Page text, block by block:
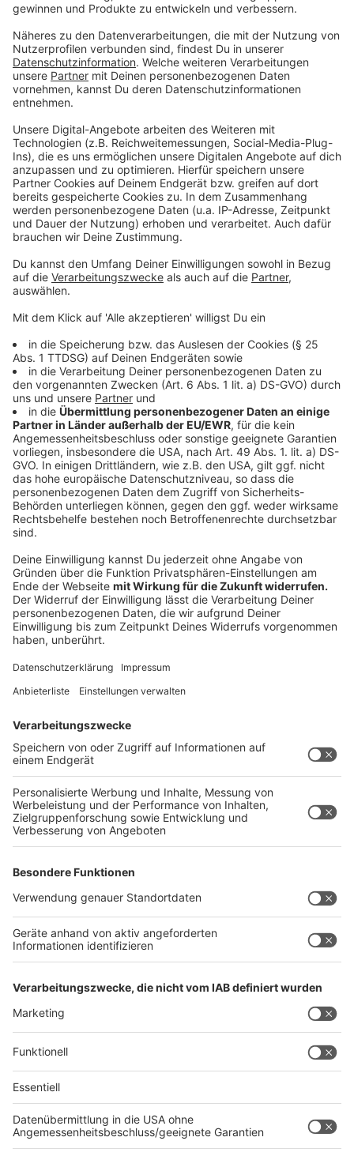
Kartoffel-Pestosalat:
Die Kartoffeln waschen und schälen.
In ein Zentimeter große Würfel schneiden und in
kochendem Salzwasser garen.
Aus 100 Gramm Mayonnaise, 100 Gramm Creme
Fraiche und der Brühe die Marinade für den Salat
rühren. Damit der Salat nicht zu pappig wird sollte
die Marinade recht flüssig sein.
Die gekochten Kartoffelwürfel auf ein Sieb
schütten und kurz ausdämpfen lassen.
Noch heiß in die Marinade legen und durchziehen
lassen.
Tomaten unterheben und nochmal abschmecken.
Die Walnüsse in einer nicht zu heißen Pfanne ohne
Zugabe von Öl goldgelb rösten. Auskühlen lassen
und zusammen mit dem Olivenöl und dem
Parmesan im Mixer fein pürieren.
Die Basilikumblätter zupfen und dazugeben. Nur
solange mixen bis alles fein zerkleinert ist.
Das Pesto sollte nicht warm werden da es sonst
an Farbe und Geschmack verliert.
In ein Glas gefüllt und mit Olivenöl bedeckt hält
das Pesto im Kühlschrank circa zwei Wochen.
Anzeige
Das ist der Kitchen Club by Nelson Müller:
Anzeige
Bei euch läuft das Radio in der Küche, bei uns die
Küche im Radio. Starkoch Nelson Müller lädt uns
er uns täglich mit raffinierten Rezepten zum
Nachkochen oder Nachkochen lassen. Nelson nimmt
uns mit in seine Küche und weiht uns in die
Geheimnisse eines bekannten Profikochs ein. Der
Kitchen Club by Nelson Müller ist etwas für alle
Gourmets und Gourmüsen. Für alle von euch, die
wissen, dass Kardamom ein Gewürz ist und kein
Ersatzteil fürs Auto. Das ist "Foodtainment" der
kann. Serviert in eurem Lieblingsradio. Bon Appetit -
oder wie Nelson es sagt: "Macht nix, wenn's
schmeckt!"
Terminen.
Anzeige